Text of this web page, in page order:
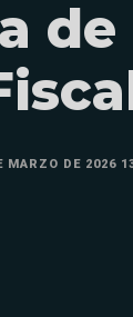
de
MARZO DE 2026